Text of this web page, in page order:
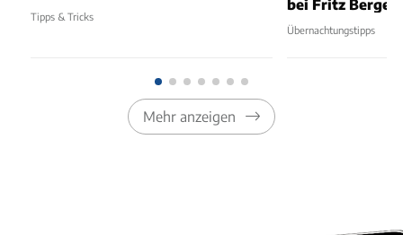
Tipps & Tricks
bei Fritz Berger
Übernachtungstipps
Mehr anzeigen